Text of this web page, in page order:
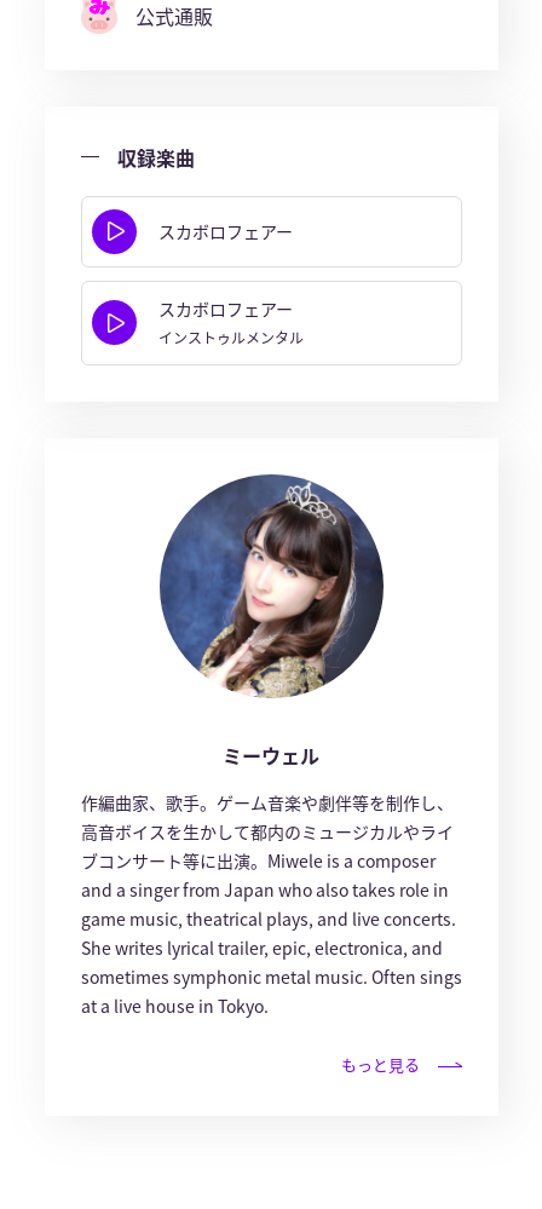
公式通販
収録楽曲
スカボロフェアー
スカボロフェアー
インストゥルメンタル
ミーウェル
作編曲家、歌手。ゲーム音楽や劇伴等を制作し、
高音ボイスを生かして都内のミュージカルやライ
ブコンサート等に出演。Miwele is a composer
and a singer from Japan who also takes role in
game music, theatrical plays, and live concerts.
She writes lyrical trailer, epic, electronica, and
sometimes symphonic metal music. Often sings
at a live house in Tokyo.
もっと見る